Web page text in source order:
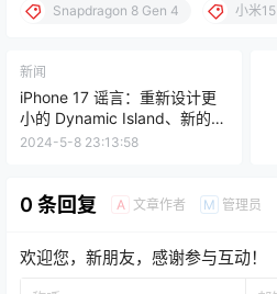
Snapdragon 8 Gen 4 小米15
新闻
iPhone 17 谣言：重新设计更
小的 Dynamic Island、新的
“Slim”型号等
2024-5-8 23:13:58
0 条回复 A 文章作者 M 管理员
欢迎您，新朋友，感谢参与互动！